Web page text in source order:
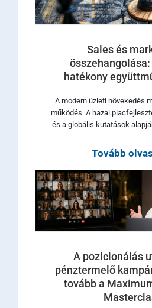
Sales és
összehangolása:
hatékony
A modern üzleti növekedés
működés. A hazai
és a globális kutatások
Tovább
A pozicionálás
pénztermelő
tovább a